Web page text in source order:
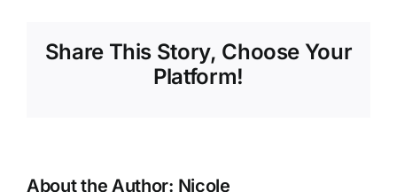
zeigt –
und
zeigt
Mega-
zeigt
Share This Story, Choose Your
Platform!
About the Author: Nicole